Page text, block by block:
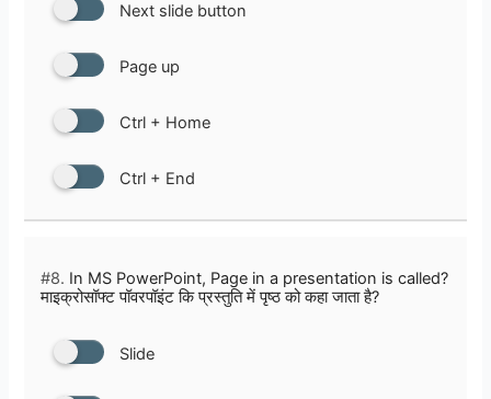
Next slide button
Page up
Ctrl + Home
Ctrl + End
#8. In MS PowerPoint, Page in a presentation is called?
माइक्रोसॉफ्ट पॉवरपॉइंट कि प्रस्तुति में पृष्ठ को कहा जाता है?
Slide